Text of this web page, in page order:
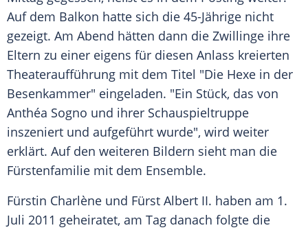
Auf dem Balkon hatte sich die 45-Jährige nicht
gezeigt. Am Abend hätten dann die Zwillinge ihre
Eltern zu einer eigens für diesen Anlass kreierten
Theateraufführung mit dem Titel "Die Hexe in der
Besenkammer" eingeladen. "Ein Stück, das von
Anthéa Sogno und ihrer Schauspieltruppe
inszeniert und aufgeführt wurde", wird weiter
erklärt. Auf den weiteren Bildern sieht man die
Fürstenfamilie mit dem Ensemble.
Fürstin Charlène und Fürst Albert II. haben am 1.
Juli 2011 geheiratet, am Tag danach folgte die